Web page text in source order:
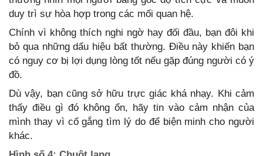
duy trì sự hòa hợp trong các mối quan hệ.
Chính vì không thích nghi ngờ hay đối đầu, bạn đôi khi
bỏ qua những dấu hiệu bất thường. Điều này khiến bạn
có nguy cơ bị lợi dụng lòng tốt nếu gặp đúng người có ý
đồ.
Dù vậy, bạn cũng sở hữu trực giác khá nhạy. Khi cảm
thấy điều gì đó không ổn, hãy tin vào cảm nhận của
mình thay vì cố gắng tìm lý do để biện minh cho người
khác.